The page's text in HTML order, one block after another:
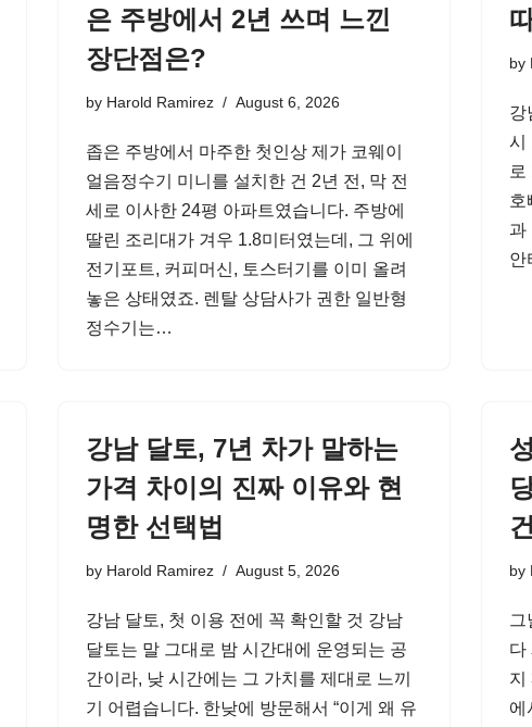
은 주방에서 2년 쓰며 느낀
장단점은?
by Harold Ramirez August 6, 2026
좁은 주방에서 마주한 첫인상 제가 코웨이
얼음정수기 미니를 설치한 건 2년 전, 막 전
세로 이사한 24평 아파트였습니다. 주방에
딸린 조리대가 겨우 1.8미터였는데, 그 위에
전기포트, 커피머신, 토스터기를 이미 올려
놓은 상태였죠. 렌탈 상담사가 권한 일반형
정수기는…
by
강
시
호
과
안
강남 달토, 7년 차가 말하는
가격 차이의 진짜 이유와 현
명한 선택법
by Harold Ramirez August 5, 2026
강남 달토, 첫 이용 전에 꼭 확인할 것 강남
달토는 말 그대로 밤 시간대에 운영되는 공
간이라, 낮 시간에는 그 가치를 제대로 느끼
기 어렵습니다. 한낮에 방문해서 “이게 왜 유
by
그
다
지
에